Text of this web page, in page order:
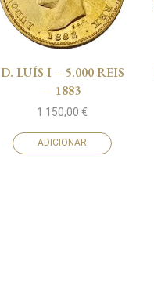
D. LUÍS I – 5.000 REIS
– 1883
1 150,00€
ADICIONAR